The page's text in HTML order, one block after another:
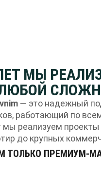
МЫ
— это надежный
работающий по
мы реализуем
до крупных
ТОЛЬКО ПРЕМИУМ-